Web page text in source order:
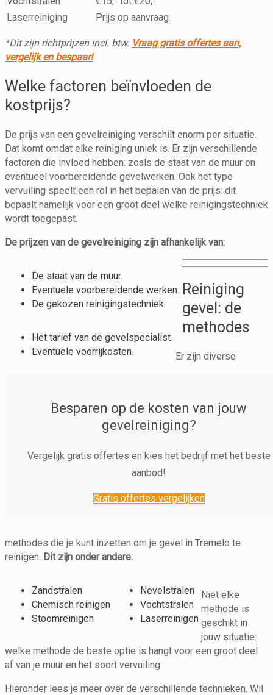
Laserreiniging
Prijs op aanvraag
*Dit zijn richtprijzen incl. btw. Vraag gratis offertes aan,
vergelijk en bespaar!
Welke factoren beïnvloeden de
kostprijs?
De prijs van een gevelreiniging verschilt enorm per situatie.
Dat komt omdat elke reiniging uniek is. Er zijn verschillende
factoren die invloed hebben: zoals de staat van de muur en
eventueel voorbereidende gevelwerken. Ook het type
vervuiling speelt een rol in het bepalen van de prijs: dit
bepaalt namelijk voor een groot deel welke reinigingstechniek
wordt toegepast.
De prijzen van de gevelreiniging zijn afhankelijk van:
De staat van de muur.
Eventuele voorbereidende werken.
De gekozen reinigingstechniek.
Het tarief van de gevelspecialist.
Eventuele voorrijkosten.
Besparen op de kosten van jouw
gevelreiniging?
Vergelijk gratis offertes en kies het bedrijf met het beste
aanbod!
Gratis offertes vergelijken
Reiniging
gevel: de
methodes
Er zijn diverse
methodes die je kunt inzetten om je gevel in Tremelo te
reinigen. Dit zijn onder andere:
Zandstralen
Chemisch reinigen
Stoomreinigen
Nevelstralen
Vochtstralen
Laserreinigen
Niet elke
methode is
geschikt in
jouw situatie:
welke methode de beste optie is hangt voor een groot deel
af van je muur en het soort vervuiling.
Hieronder lees je meer over de verschillende technieken. Wil